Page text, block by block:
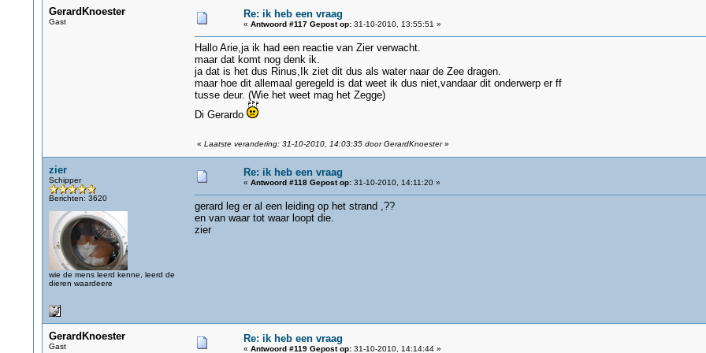
GerardKnoester
Gast
Re: ik heb een vraag
« Antwoord #117 Gepost op:31-10-2010, 13:55:51 »
Hallo Arie,ja ik had een reactie van Zier verwacht.
maar dat komt nog denk ik.
ja dat is het dus Rinus,Ik ziet dit dus als water naar de Zee dragen.
maar hoe dit allemaal geregeld is dat weet ik dus niet,vandaar dit onderwerp er ff
tusse deur. (Wie het weet mag het Zegge)
Di Gerardo
« Laatste verandering: 31-10-2010, 14:03:35 door GerardKnoester»
zier
Schipper
Berichten: 3620
wie de mens leerd kenne, leerd de
dieren waardeere
Re: ik heb een vraag
« Antwoord #118 Gepost op:31-10-2010, 14:11:20 »
gerard leg er al een leiding op het strand ,??
en van waar tot waar loopt die.
zier
GerardKnoester
Gast
Re: ik heb een vraag
« Antwoord #119 Gepost op:31-10-2010, 14:14:44 »